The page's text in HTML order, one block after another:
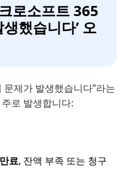
로소프트 365
했습니다’ 오
제가 발생했습니다”라는
로 발생합니다:
료, 잔액 부족 또는 청구